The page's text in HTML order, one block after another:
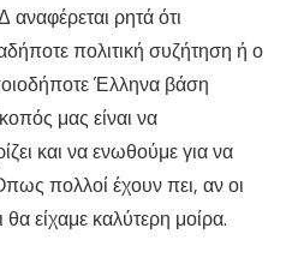
ρητά ότι
πολιτική συζήτηση ή ο
Έλληνα βάση
μας είναι να
και να ενωθούμε για να
πολλοί έχουν πει, αν οι
είχαμε καλύτερη μοίρα.